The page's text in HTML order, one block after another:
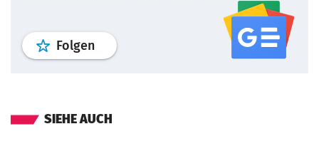
FolgenProfil wroclaw.pl Service
SIEHE AUCH